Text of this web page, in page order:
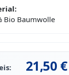
Bio Baumwolle
21,50€